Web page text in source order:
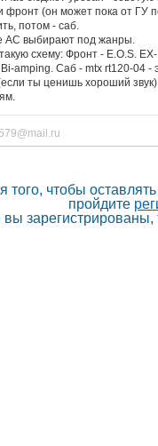
фронт (он может пока от ГУ
потом - саб.
АС выбирают под жанры.
схему: Фронт - E.O.S.
amping. Саб - mtx rt120-04 -
ты ценишь хороший
того, чтобы
пройдите
вы